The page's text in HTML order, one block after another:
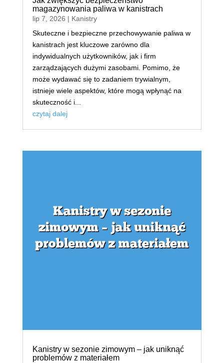
magazynowania paliwa w kanistrach
lip 7, 2026 | Kanistry
Skuteczne i bezpieczne przechowywanie paliwa w
kanistrach jest kluczowe zarówno dla
indywidualnych użytkowników, jak i firm
zarządzających dużymi zasobami. Pomimo, że
może wydawać się to zadaniem trywialnym,
istnieje wiele aspektów, które mogą wpłynąć na
skuteczność i...
czytaj dalej
Kanistry w sezonie zimowym – jak uniknąć
problemów z materiałem